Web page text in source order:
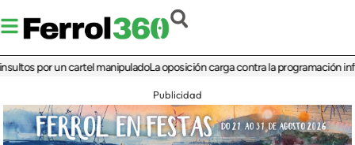
por un cartel manipuladoLa oposición carga contra la programación infantil
Publicidad